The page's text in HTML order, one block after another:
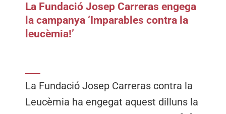
La Fundació Josep Carreras engega
la campanya ‘Imparables contra la
leucèmia!’
La Fundació Josep Carreras contra la
Leucèmia ha engegat aquest dilluns la